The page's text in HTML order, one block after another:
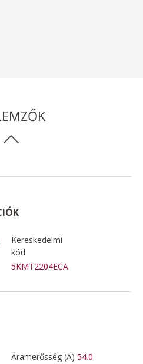
Kereskedelmi
kód
5KMT2204ECA
Áramerősség (A) 54.0